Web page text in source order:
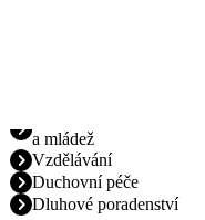
a mládež
Vzdělávání
Duchovní péče
Dluhové poradenství